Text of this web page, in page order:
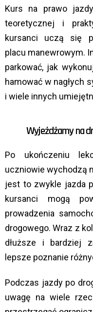
Kurs na prawo
teoretycznej i
kursanci uczą się
placu manewrowym.
parkować, jak
hamować w nagłych
i wiele innych
Wyjeżdżamy na
Po ukończeniu
uczniowie wychodzą
jest to zwykle jazda
kursanci mogą
prowadzenia
drogowego. Wraz z
dłuższe i bardziej
lepsze poznanie
Podczas jazdy po
uwagę na wiele